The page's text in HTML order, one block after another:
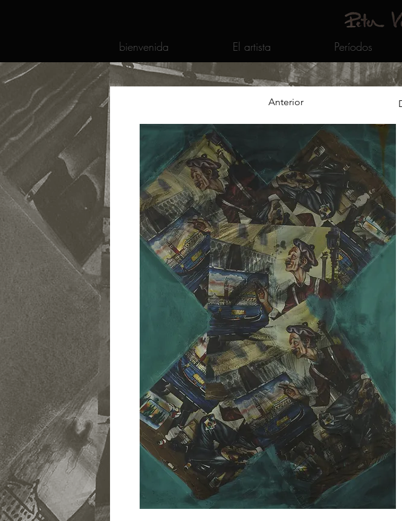
bienvenida El artista Períodos
Anterior